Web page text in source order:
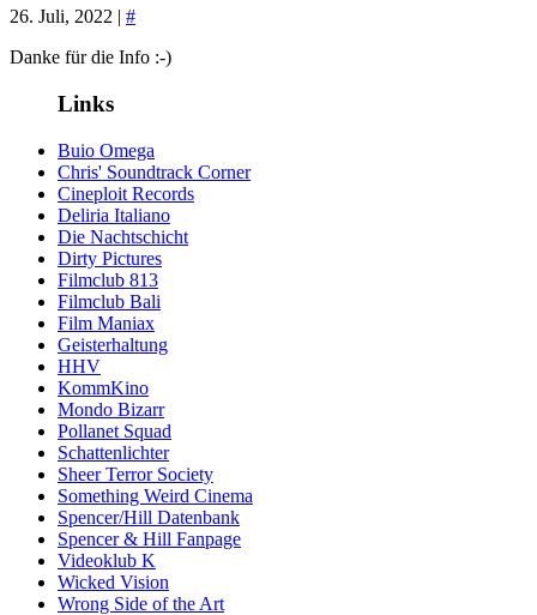
26. Juli, 2022 | #
Danke für die Info :-)
Links
Buio Omega
Chris' Soundtrack Corner
Cineploit Records
Deliria Italiano
Die Nachtschicht
Dirty Pictures
Filmclub 813
Filmclub Bali
Film Maniax
Geisterhaltung
HHV
KommKino
Mondo Bizarr
Pollanet Squad
Schattenlichter
Sheer Terror Society
Something Weird Cinema
Spencer/Hill Datenbank
Spencer & Hill Fanpage
Videoklub K
Wicked Vision
Wrong Side of the Art